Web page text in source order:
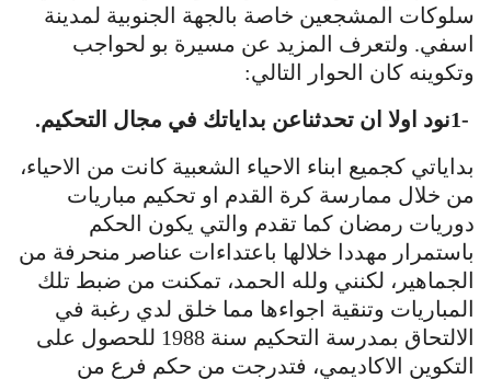
سلوكات المشجعين خاصة بالجهة الجنوبية لمدينة
اسفي. ولتعرف المزيد عن مسيرة بو لحواجب
وتكوينه كان الحوار التالي:
1-نود اولا ان تحدثناعن بداياتك في مجال التحكيم.
بداياتي كجميع ابناء الاحياء الشعبية كانت من الاحياء،
من خلال ممارسة كرة القدم او تحكيم مباريات
دوريات رمضان كما تقدم والتي يكون الحكم
باستمرار مهددا خلالها باعتداءات عناصر منحرفة من
الجماهير، لكنني ولله الحمد، تمكنت من ضبط تلك
المباريات وتنقية اجواءها مما خلق لدي رغبة في
الالتحاق بمدرسة التحكيم سنة 1988 للحصول على
التكوين الاكاديمي، فتدرجت من حكم فرع من